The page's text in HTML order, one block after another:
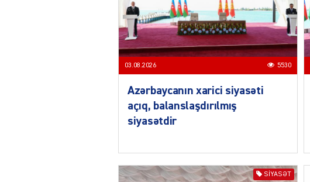
03.08.2026 5530
Azərbaycanın xarici siyasəti
açıq, balanslaşdırılmış
siyasətdir
SIYASƏT